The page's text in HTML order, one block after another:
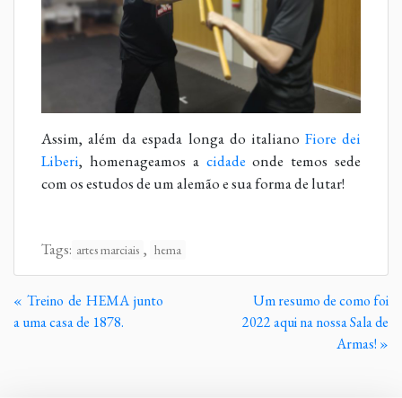
Assim, além da espada longa do italiano Fiore dei
Liberi, homenageamos a cidade onde temos sede
com os estudos de um alemão e sua forma de lutar!
Tags: artes marciais , hema
Continue
« Treino de HEMA junto
a uma casa de 1878.
Um resumo de como foi
2022 aqui na nossa Sala de
Armas! »